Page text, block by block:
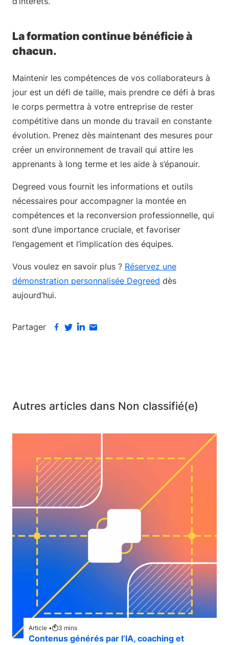
La formation continue bénéficie à
chacun.
Maintenir les compétences de vos collaborateurs à
jour est un défi de taille, mais prendre ce défi à bras
le corps permettra à votre entreprise de rester
compétitive dans un monde du travail en constante
évolution. Prenez dès maintenant des mesures pour
créer un environnement de travail qui attire les
apprenants à long terme et les aide à s’épanouir.
Degreed vous fournit les informations et outils
nécessaires pour accompagner la montée en
compétences et la reconversion professionnelle, qui
sont d’une importance cruciale, et favoriser
l’engagement et l’implication des équipes.
Vous voulez en savoir plus ? Réservez une
démonstration personnalisée Degreed dès
aujourd’hui.
Partager
Autres articles dans Non classifié(e)
Article • 3 mins
Contenus générés par l’IA, coaching et